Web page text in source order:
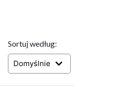
Sortuj według:
Domyślnie